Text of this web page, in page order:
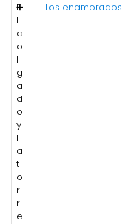
E
l
c
o
l
g
a
d
o
y
l
a
t
o
r
r
e
➕ Los enamorados